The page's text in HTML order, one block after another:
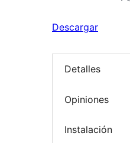
Descargar
Detalles
Opiniones
Instalación